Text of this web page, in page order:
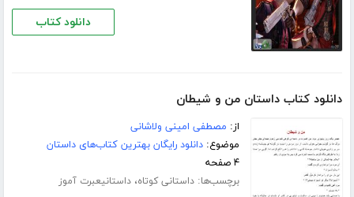
دانلود کتاب
دانلود کتاب داستان من و شیطان
از: مصطفی امینی ولاشانی
موضوع:دانلود رایگان بهترین کتاب‌های داستان
۴ صفحه
برچسب‌ها:داستانی کوتاه،داستانیعبرت آموز